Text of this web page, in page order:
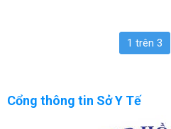
1 trên 3
Cổng thông tin Sở Y Tế